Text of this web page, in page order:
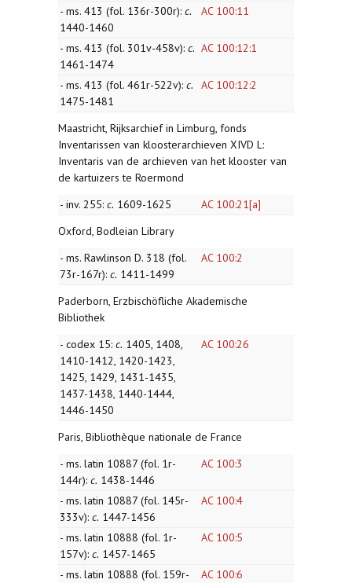
- ms. 413 (fol. 136r-300r): c.
1440-1460
AC 100:11
- ms. 413 (fol. 301v-458v): c.
1461-1474
AC 100:12:1
- ms. 413 (fol. 461r-522v): c.
1475-1481
AC 100:12:2
Maastricht, Rijksarchief in Limburg, fonds
Inventarissen van kloosterarchieven XIVD L:
Inventaris van de archieven van het klooster van
de kartuizers te Roermond
- inv. 255: c. 1609-1625
AC 100:21[a]
Oxford, Bodleian Library
- ms. Rawlinson D. 318 (fol.
73r-167r): c. 1411-1499
AC 100:2
Paderborn, Erzbischöfliche Akademische
Bibliothek
- codex 15: c. 1405, 1408,
1410-1412, 1420-1423,
1425, 1429, 1431-1435,
1437-1438, 1440-1444,
1446-1450
AC 100:26
Paris, Bibliothèque nationale de France
- ms. latin 10887 (fol. 1r-
144r): c. 1438-1446
AC 100:3
- ms. latin 10887 (fol. 145r-
333v): c. 1447-1456
AC 100:4
- ms. latin 10888 (fol. 1r-
157v): c. 1457-1465
AC 100:5
- ms. latin 10888 (fol. 159r-
AC 100:6